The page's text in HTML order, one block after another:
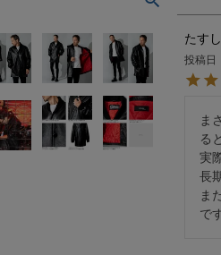
たすし
投稿日
ま
る
実
長
ま
で